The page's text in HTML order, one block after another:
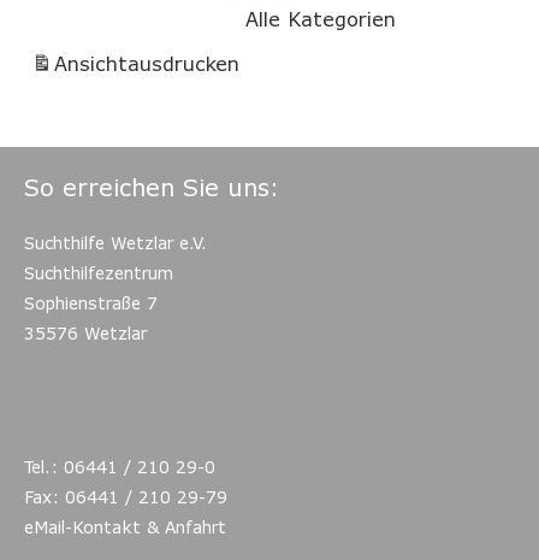
Alle Kategorien
Ansichtausdrucken
So erreichen Sie uns:
Suchthilfe Wetzlar e.V.
Suchthilfezentrum
Sophienstraße 7
35576 Wetzlar
Tel.: 06441 / 210 29-0
Fax: 06441 / 210 29-79
eMail-Kontakt & Anfahrt